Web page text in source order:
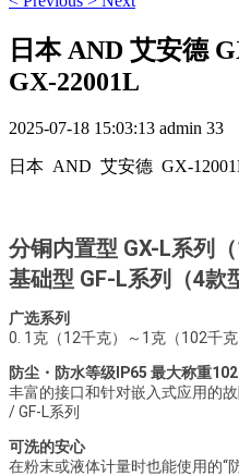
日本 AND 艾安德
GX-22001L
2025-07-18 15:03:13 admin 33
日本 AND 艾安德 GX-
分铜内置型 GX-L系列（
基础型 GF-L系列（4款
广选系列
0. 1克（12千克）～1克（102千
防尘・防水等级IP65 最大称重
丰富的接口和针对嵌入式应用的
/ GF-L系列
可洗的安心
在粉末或液体计量时也能使用的“